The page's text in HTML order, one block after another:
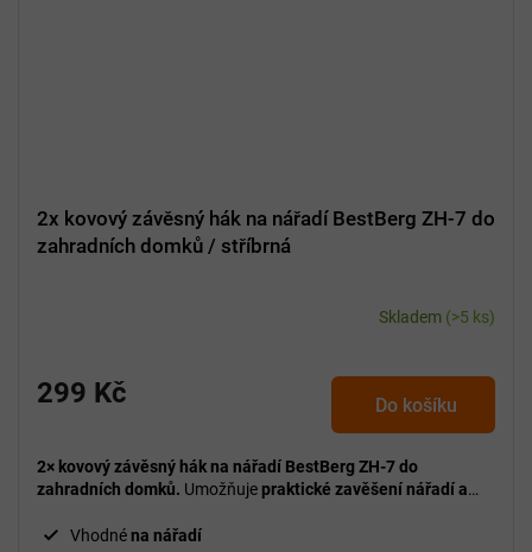
2x kovový závěsný hák na nářadí BestBerg ZH-7 do
zahradních domků / stříbrná
Skladem (>5 ks)
299 Kč Do košíku
2× kovový závěsný hák na nářadí BestBerg ZH-7 do
zahradních domků. Umožňuje praktické zavěšení nářadí a
domku.Vhodnéna nářadí